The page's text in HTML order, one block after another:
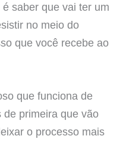
saber que vai ter um
no meio do
que você recebe ao
que funciona de
primeira que vão
o processo mais